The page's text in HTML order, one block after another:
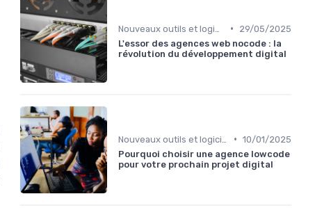
•
29/05/2025
L'essor des agences web nocode : la
révolution du développement digital
• 10/01/2025
Pourquoi choisir une agence lowcode
pour votre prochain projet digital